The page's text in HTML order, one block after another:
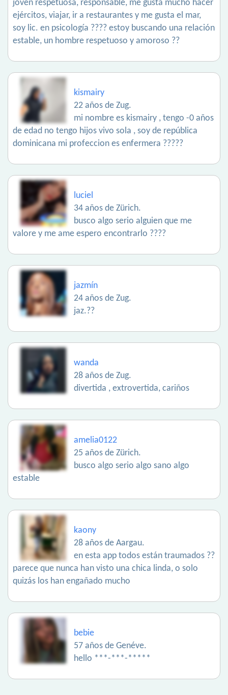
joven respetuosa, responsable, me gusta mucho hacer
ejércitos, viajar, ir a restaurantes y me gusta el mar,
soy lic. en psicología ???? estoy buscando una relación
estable, un hombre respetuoso y amoroso ??
kismairy
22 años de Zug.
mi nombre es kismairy , tengo -0 años
de edad no tengo hijos vivo sola , soy de república
dominicana mi profeccion es enfermera ?????
luciel
34 años de Zürich.
busco algo serio alguien que me
valore y me ame espero encontrarlo ????
jazmín
24 años de Zug.
jaz.??
wanda
28 años de Zug.
divertida , extrovertida, cariños
amelia0122
25 años de Zürich.
busco algo serio algo sano algo
estable
kaony
28 años de Aargau.
en esta app todos están traumados ??
parece que nunca han visto una chica linda, o solo
quizás los han engañado mucho
bebie
57 años de Genéve.
hello ***-***-*****